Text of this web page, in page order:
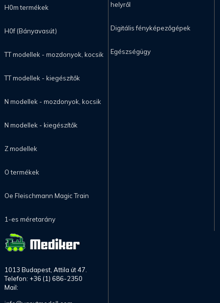
H0m termékek
H0f (Bányavasút)
TT modellek - mozdonyok, kocsik
TT modellek - kiegészítők
N modellek - mozdonyok, kocsik
N modellek - kiegészítők
Z modellek
O termékek
Oe Fleischmann Magic Train
1-es méretarány
helyről
Digitális fényképezőgépek
Egészségügy
1013 Budapest, Attila út 47.
Telefon: +36 (1) 686-2350
Mail: